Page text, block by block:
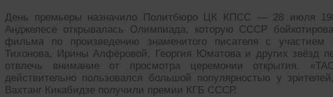
День премьеры назначило Политбюро ЦК КПСС — 28 июля
Анджелесе открывалась Олимпиада, которую СССР
фильма по произведению знаменитого писателя с
Тихонова, Ирины Алфёровой, Георгия Юматова и других звёзд
отвлечь внимание от просмотра церемонии открытия.
действительно пользовался большой популярностью у
Вахтанг Кикабидзе получили премии КГБ СССР.